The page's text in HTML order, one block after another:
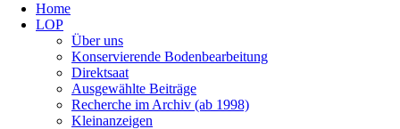
überspringen
Home
LOP
Über uns
Konservierende Bodenbearbeitung
Direktsaat
Ausgewählte Beiträge
Recherche im Archiv (ab 1998)
Kleinanzeigen